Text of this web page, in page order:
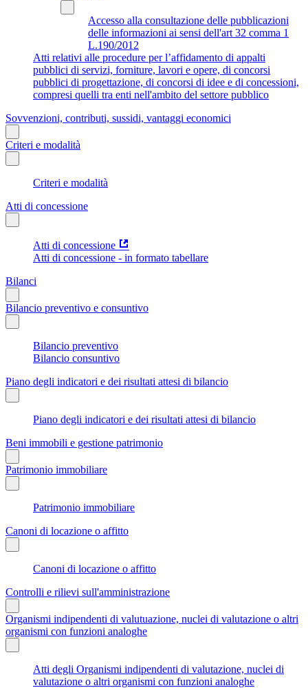
Accesso alla consultazione delle pubblicazioni
delle informazioni ai sensi dell'art 32 comma 1
L.190/2012
Atti relativi alle procedure per l’affidamento di appalti
pubblici di servizi, forniture, lavori e opere, di concorsi
pubblici di progettazione, di concorsi di idee e di concessioni,
compresi quelli tra enti nell'ambito del settore pubblico
Sovvenzioni, contributi, sussidi, vantaggi economici
Criteri e modalità
Criteri e modalità
Atti di concessione
Atti di concessione
Atti di concessione - in formato tabellare
Bilanci
Bilancio preventivo e consuntivo
Bilancio preventivo
Bilancio consuntivo
Piano degli indicatori e dei risultati attesi di bilancio
Piano degli indicatori e dei risultati attesi di bilancio
Beni immobili e gestione patrimonio
Patrimonio immobiliare
Patrimonio immobiliare
Canoni di locazione o affitto
Canoni di locazione o affitto
Controlli e rilievi sull'amministrazione
Organismi indipendenti di valutuazione, nuclei di valutazione o altri
organismi con funzioni analoghe
Atti degli Organismi indipendenti di valutazione, nuclei di
valutazione o altri organismi con funzioni analoghe